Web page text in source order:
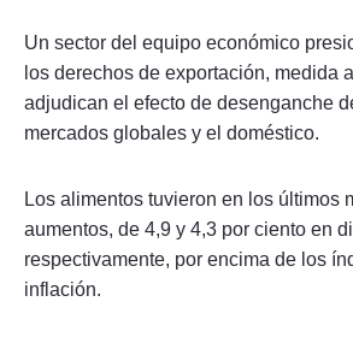
Un sector del equipo económico
los derechos de exportación, medida
adjudican el efecto de desenganche
mercados globales y el doméstico.
Los alimentos tuvieron en los últimos
aumentos, de 4,9 y 4,3 por ciento en
respectivamente, por encima de los
inflación.